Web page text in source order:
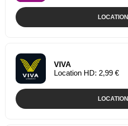
LOCATION
VIVA
Location HD: 2,99 €
LOCATION